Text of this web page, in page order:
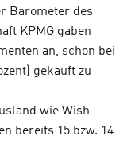
Barometer des
KPMG gaben
an, schon bei
gekauft zu
wie Wish
bereits 15 bzw. 14